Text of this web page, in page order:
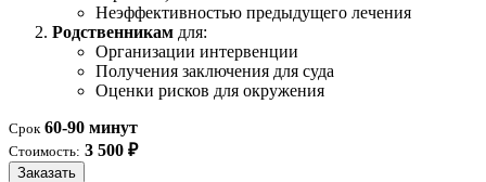
Неэффективностью предыдущего лечения
Родственникам для:
Организации интервенции
Получения заключения для суда
Оценки рисков для окружения
Срок 60-90 минут
Стоимость: 3 500 ₽
Заказать